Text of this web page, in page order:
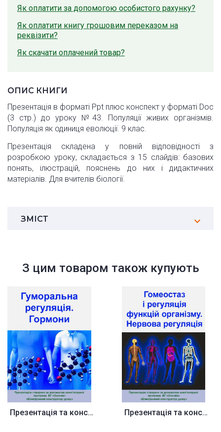
Як оплатити за допомогою особистого рахунку?
Як оплатити книгу грошовим переказом на
реквізити?
Як скачати оплачений товар?
ОПИС КНИГИ
Презентація в форматі Ppt плюс конспект у форматі Doc
(3 стр.) до уроку №43. Популяції живих організмів.
Популяція як одиниця еволюції. 9 клас.
Презентація складена у повній відповідності з
розробкою уроку, складається з 15 слайдів: базових
понять, ілюстрацій, пояснень до них і дидактичних
матеріалів. Для вчителів біології.
ЗМІСТ
З цим товаром також купують
Презентація та конспект до уро... Презентація та конспект до уро...